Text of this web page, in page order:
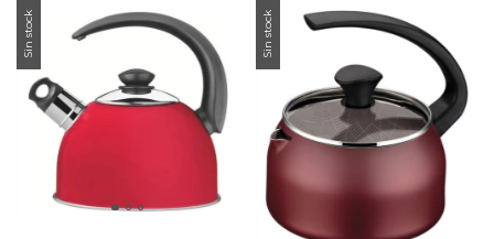
Sin stock Sin stock